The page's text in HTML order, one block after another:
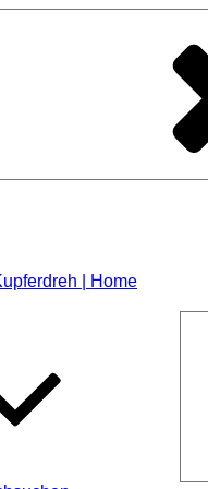
| Home